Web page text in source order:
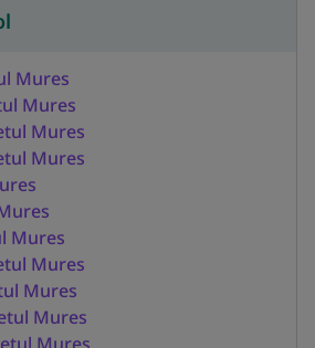
Mures
Mures
Mures
Mures
Mures
Mures
Mures
Mures
Mures